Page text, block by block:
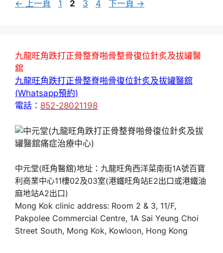
← 上一頁
頁
1
頁
2
頁
3
頁
4 下一頁 →
九龍旺角跌打正骨整脊啪骨整骨復位針炙及拔罐醫
舘
九龍旺角跌打正骨整脊啪骨復位針炙及拔罐醫舘
(Whatsapp預約)
電話： 852-28021198
中元堂(旺角醫舘)地址：九龍旺角西洋菜南街1A號百寶
利商業中心11樓02及03室(港鐵旺角站E2出口或港鐵油
麻地站A2出口)
Mong Kok clinic address: Room 2 & 3, 11/F,
Pakpolee Commercial Centre, 1A Sai Yeung Choi
Street South, Mong Kok, Kowloon, Hong Kong